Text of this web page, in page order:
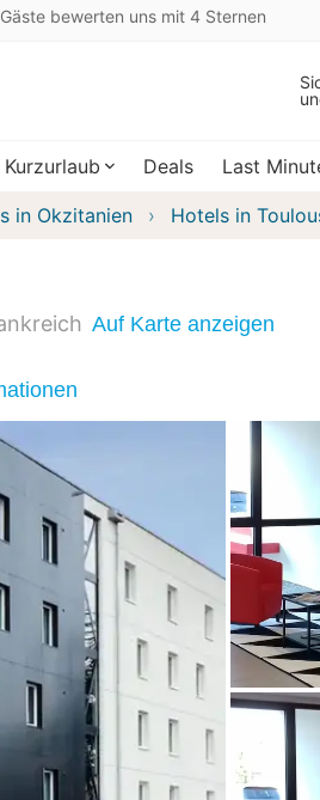
bewerten uns mit 4 Sternen
Kurzurlaub Deals Last
in Okzitanien Hotels in
Auf Karte anzeigen